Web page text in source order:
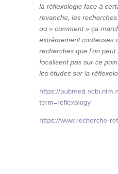
la réflexologie face à
revanche, les
ou « comment » ça
extrêmement couteuses
recherches que l’on
focalisent pas sur ce
les études sur la
https://
term=reflexology
https://www.recherche-